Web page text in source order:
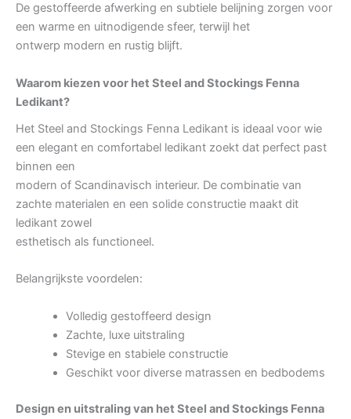
De gestoffeerde afwerking en subtiele belijning zorgen voor
een warme en uitnodigende sfeer, terwijl het
ontwerp modern en rustig blijft.
Waarom kiezen voor het Steel and Stockings Fenna
Ledikant?
Het Steel and Stockings Fenna Ledikant is ideaal voor wie
een elegant en comfortabel ledikant zoekt dat perfect past
binnen een
modern of Scandinavisch interieur. De combinatie van
zachte materialen en een solide constructie maakt dit
ledikant zowel
esthetisch als functioneel.
Belangrijkste voordelen:
Volledig gestoffeerd design
Zachte, luxe uitstraling
Stevige en stabiele constructie
Geschikt voor diverse matrassen en bedbodems
Design en uitstraling van het Steel and Stockings Fenna